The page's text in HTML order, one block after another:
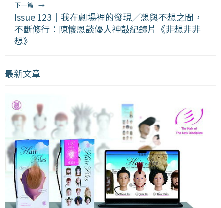
下一篇 →
Issue 123｜我在劇場裡的發現／想與不想之間，
不斷修行：陳懷恩談優人神鼓紀錄片《非想非非
想》
最新文章